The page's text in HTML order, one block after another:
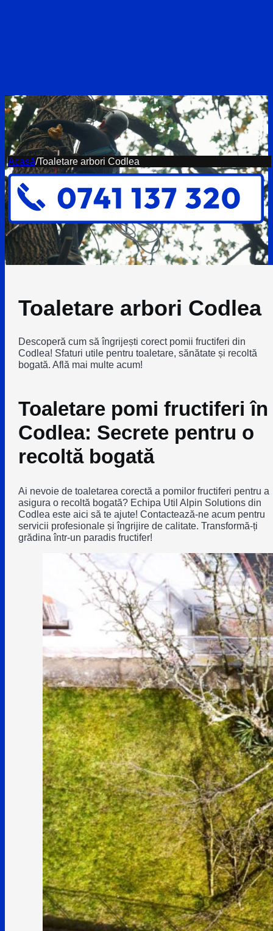
Acasă/Toaletare arbori Codlea
Toaletare arbori Codlea
Descoperă cum să îngrijești corect pomii fructiferi din
Codlea! Sfaturi utile pentru toaletare, sănătate și recoltă
bogată. Află mai multe acum!
Toaletare pomi fructiferi în
Codlea: Secrete pentru o
recoltă bogată
Ai nevoie de toaletarea corectă a pomilor fructiferi pentru a
asigura o recoltă bogată? Echipa Util Alpin Solutions din
Codlea este aici să te ajute! Contactează-ne acum pentru
servicii profesionale și îngrijire de calitate. Transformă-ți
grădina într-un paradis fructifer!